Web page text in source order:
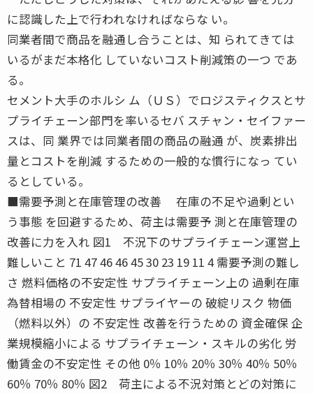
に認識した上で行われなければならな い。
同業者間で商品を融通し合うことは、知 られてきては
いるがまだ本格化 していないコスト削減策の一つ であ
る。
セメント大手のホルシ ム（ＵＳ）でロジスティクスとサ
プライチェーン部門を率いるセバ スチャン・セイファー
スは、同 業界では同業者間の商品の融通 が、炭素排出
量とコストを削減 するための一般的な慣行になっ てい
るとしている。
■需要予測と在庫管理の改善 在庫の不足や過剰とい
う事態 を回避するため、荷主は需要予 測と在庫管理の
改善に力を入れ 図1 不況下のサプライチェーン運営上
難しいこと 71 47 46 46 45 30 23 19 11 4 需要予測の難し
さ 燃料価格の不安定性 サプライチェーン上の 過剰在庫
為替相場の 不安定性 サプライヤーの 破綻リスク 物価
（燃料以外）の 不安定性 改善を行うための 資金確保 企
業規模縮小による サプライチェーン・スキルの劣化 労
働賃金の不安定性 その他 0％ 10％ 20％ 30％ 40％ 50％
60％ 70％ 80％ 図2 荷主による不況対策とどの対策に